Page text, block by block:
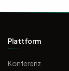
Plattform
Konferenz